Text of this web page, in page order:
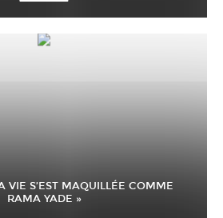
VIE S’EST MAQUILLÉE COMME
RAMA YADE »